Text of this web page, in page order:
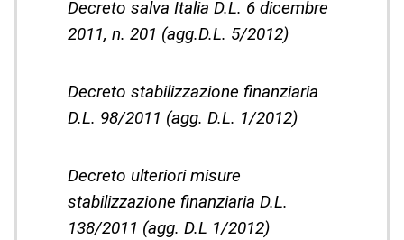
Decreto salva Italia D.L. 6 dicembre
2011, n. 201 (agg.D.L. 5/2012)
Decreto stabilizzazione finanziaria
D.L. 98/2011 (agg. D.L. 1/2012)
Decreto ulteriori misure
stabilizzazione finanziaria D.L.
138/2011 (agg. D.L 1/2012)